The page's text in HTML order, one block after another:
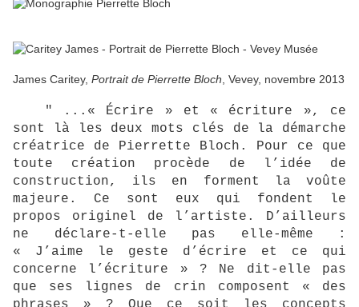
James Caritey, Portrait de Pierrette Bloch , Vevey, novembre 2013
" ...« Écrire » et « écriture », ce
sont là les deux mots clés de la démarche
créatrice de Pierrette Bloch. Pour ce que
toute création procède de l’idée de
construction, ils en forment la voûte
majeure. Ce sont eux qui fondent le
propos originel de l’artiste. D’ailleurs
ne déclare-t-elle pas elle-même :
« J’aime le geste d’écrire et ce qui
concerne l’écriture » ? Ne dit-elle pas
que ses lignes de crin composent « des